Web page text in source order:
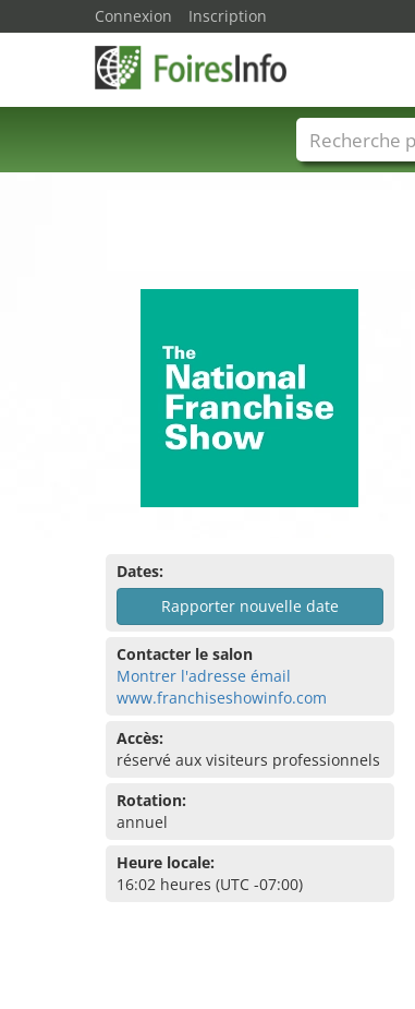
Dates:
Rapporter nouvelle date
Contacter le salon
Montrer l'adresse émail
www.franchiseshowinfo.com
Accès:
réservé aux visiteurs professionnels
Rotation:
annuel
Heure locale:
16:02 heures (UTC -07:00)
Connexion Inscription
Foire noms